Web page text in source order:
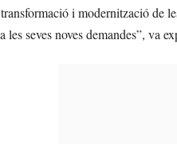
i modernització de
seves noves demandes”, va